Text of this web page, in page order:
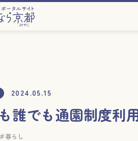
2024.05.15
誰でも通園制度利
暮らし